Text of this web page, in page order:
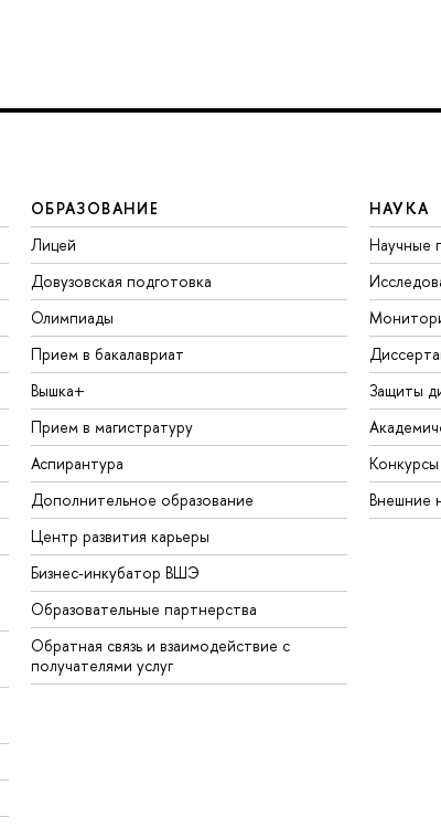
ОБРАЗОВАНИЕ
Лицей
Довузовская подготовка
Олимпиады
Прием в бакалавриат
Вышка+
Прием в магистратуру
Аспирантура
Дополнительное образование
Центр развития карьеры
Бизнес-инкубатор ВШЭ
Образовательные партнерства
Обратная связь и взаимодействие с
получателями услуг
НАУКА
Научные
Защиты
Внешние